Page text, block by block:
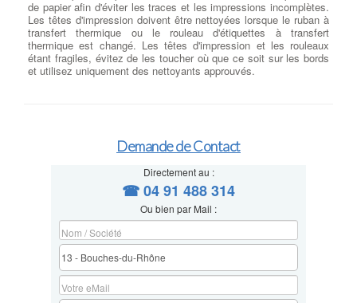
de papier afin d'éviter les traces et les impressions incomplètes.
Les têtes d'impression doivent être nettoyées lorsque le ruban à
transfert thermique ou le rouleau d'étiquettes à transfert
thermique est changé. Les têtes d'impression et les rouleaux
étant fragiles, évitez de les toucher où que ce soit sur les bords
et utilisez uniquement des nettoyants approuvés.
Demande de Contact
Directement au :
☎ 04 91 488 314
Ou bien par Mail :